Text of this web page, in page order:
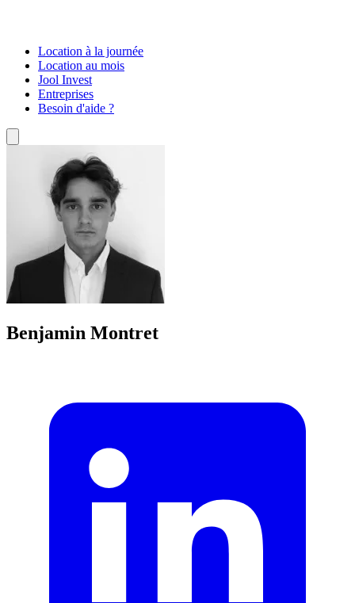
Location à la journée
Location au mois
Jool Invest
Entreprises
Besoin d'aide ?
Benjamin Montret